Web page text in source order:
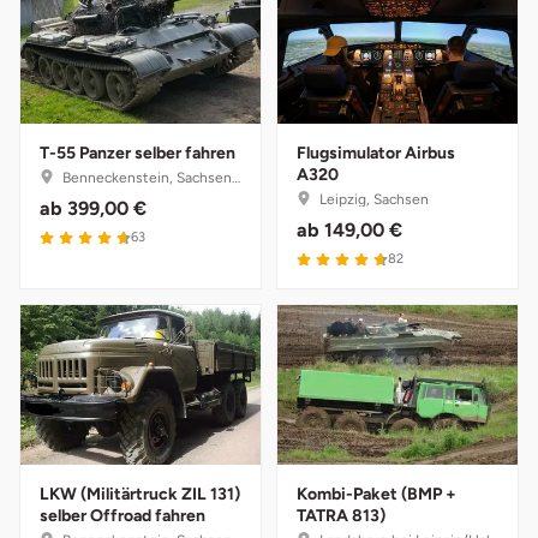
T-55 Panzer selber fahren
Benneckenstein, Sachsen-Anhalt
ab 399,00 €
4.7 von 5
63
Flugsimulator Airbus
A320
Leipzig, Sachsen
ab 149,00 €
4.7 von 5
82
LKW (Militärtruck ZIL 131)
selber Offroad fahren
Kombi-Paket (BMP +
TATRA 813)
Herzogenaurach
Herzogtum Lauenburg
Homburg
Horb am Neckar
Ingolstadt
Jena
Jerichower Land
Kamp-Lintfort